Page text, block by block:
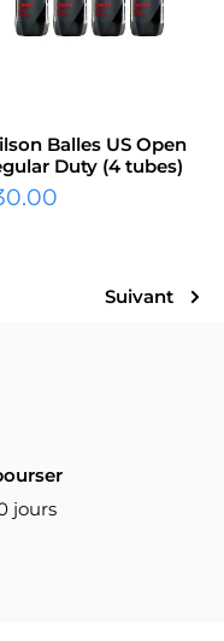
Balles US Open
Duty (4 tubes)
Suivant
jours